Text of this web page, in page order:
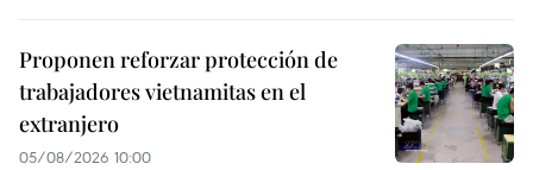
Proponen reforzar protección de
trabajadores vietnamitas en el
extranjero
05/08/2026 10:00